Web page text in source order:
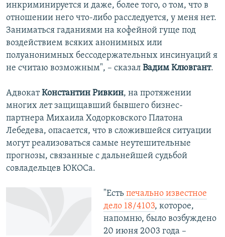
инкриминируется и даже, более того, о том, что в
отношении него что-либо расследуется, у меня нет.
Заниматься гаданиями на кофейной гуще под
воздействием всяких анонимных или
полуанонимных бессодержательных инсинуаций я
не считаю возможным", – сказал Вадим Клювгант.
АдвокатКонстантин Ривкин, на протяжении
многих лет защищавший бывшего бизнес-
партнера Михаила Ходорковского Платона
Лебедева, опасается, что в сложившейся ситуации
могут реализоваться самые неутешительные
прогнозы, связанные с дальнейшей судьбой
совладельцев ЮКОСа.
"Естьпечально известное
дело 18/4103, которое,
напомню, было возбуждено
20 июня 2003 года –